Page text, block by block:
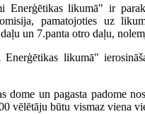
Enerģētikas likumā" ir
pamatojoties uz
un 7.panta otro daļu,
likumā"
dome un pagasta padome
vēlētāju būtu vismaz viena